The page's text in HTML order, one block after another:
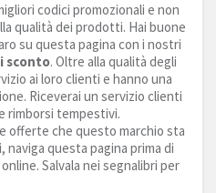
codici promozionali e non
qualità dei prodotti. Hai buone
su questa pagina con i nostri
sconto. Oltre alla qualità degli
ai loro clienti e hanno una
Riceverai un servizio clienti
rimborsi tempestivi.
offerte che questo marchio sta
questa pagina prima di
Salvala nei segnalibri per